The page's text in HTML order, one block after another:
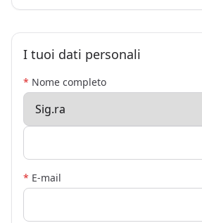
I tuoi dati personali
* Nome completo
* E-mail